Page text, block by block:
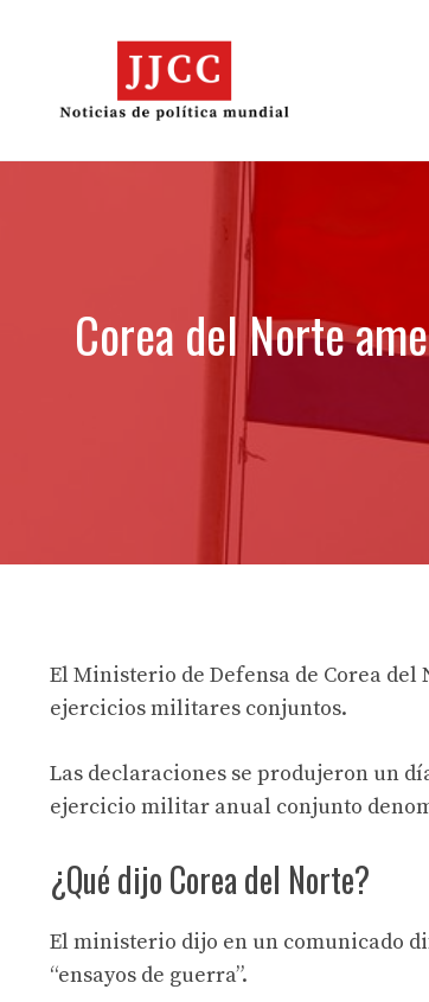
Corea del Norte
El Ministerio de Defensa de Corea del
ejercicios militares conjuntos.
Las declaraciones se produjeron un
ejercicio militar anual conjunto
¿Qué dijo Corea del Norte?
El ministerio dijo en un comunicado
“ensayos de guerra”.